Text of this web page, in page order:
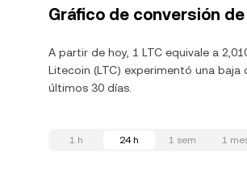
Gráfico de conversión de
A partir de hoy, 1 LTC equivale a
Litecoin (LTC) experimentó una baja
últimos 30 días.
1 h 24 h 1 sem 1